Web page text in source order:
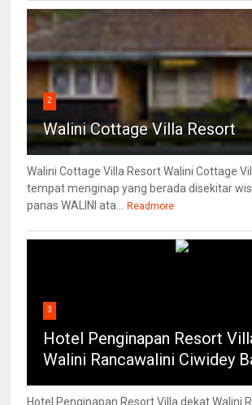
2
Walini Cottage Villa Resort
Walini Cottage Villa Resort Walini Cottage
tempat menginap yang berada disekitar
panas WALINI ata...
Readmore
3
Hotel Penginapan Resort
Walini Rancawalini Ciwidey
Hotel Penginapan Resort Villa dekat Walini